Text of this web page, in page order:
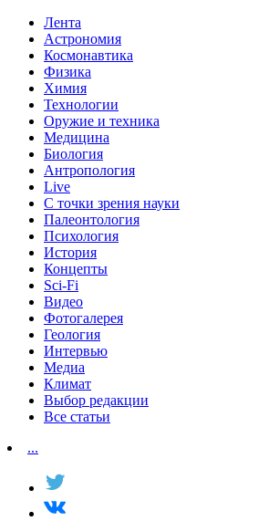
Лента
Астрономия
Космонавтика
Физика
Химия
Технологии
Оружие и техника
Медицина
Биология
Антропология
Live
С точки зрения науки
Палеонтология
Психология
История
Концепты
Sci-Fi
Видео
Фотогалерея
Геология
Интервью
Медиа
Климат
Выбор редакции
Все статьи
...